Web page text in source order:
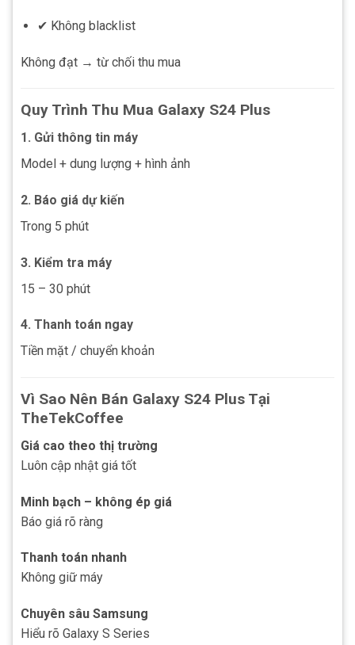
✔ Không blacklist
Không đạt → từ chối thu mua
Quy Trình Thu Mua Galaxy S24 Plus
1. Gửi thông tin máy
Model + dung lượng + hình ảnh
2. Báo giá dự kiến
Trong 5 phút
3. Kiểm tra máy
15 – 30 phút
4. Thanh toán ngay
Tiền mặt / chuyển khoản
Vì Sao Nên Bán Galaxy S24 Plus Tại
TheTekCoffee
Giá cao theo thị trường
Luôn cập nhật giá tốt
Minh bạch – không ép giá
Báo giá rõ ràng
Thanh toán nhanh
Không giữ máy
Chuyên sâu Samsung
Hiểu rõ Galaxy S Series